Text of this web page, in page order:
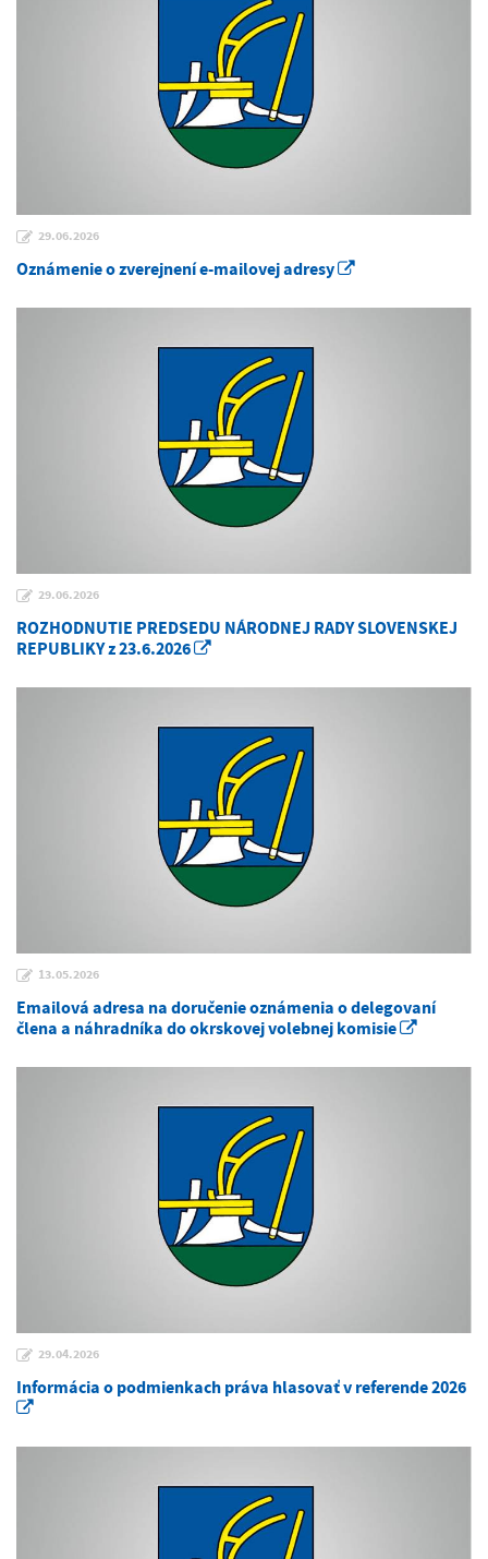
29.06.2026
Oznámenie o zverejnení e-mailovej adresy
29.06.2026
ROZHODNUTIE PREDSEDU NÁRODNEJ RADY SLOVENSKEJ
REPUBLIKY z 23.6.2026
13.05.2026
Emailová adresa na doručenie oznámenia o delegovaní
člena a náhradníka do okrskovej volebnej komisie
29.04.2026
Informácia o podmienkach práva hlasovať v referende 2026